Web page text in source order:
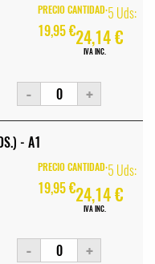
PRECIO CANTIDAD:5 Uds:
19,95 €24,14 €
IVA INC.
- +
- A1
PRECIO CANTIDAD:5 Uds:
19,95 €24,14 €
IVA INC.
- +